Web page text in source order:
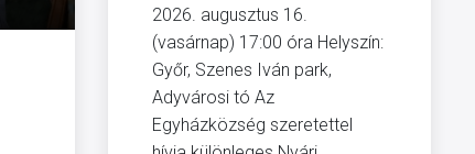
2026. augusztus 16.
(vasárnap) 17:00 óra Helyszín:
Győr, Szenes Iván park,
Adyvárosi tó Az
Egyházközség szeretettel